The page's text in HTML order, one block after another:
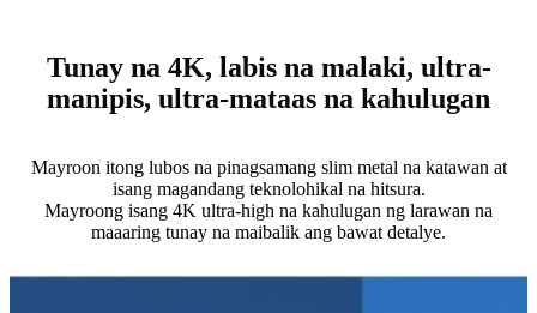
Tunay na 4K, labis na malaki, ultra-
manipis, ultra-mataas na kahulugan
Mayroon itong lubos na pinagsamang slim metal na katawan at
isang magandang teknolohikal na hitsura.
Mayroong isang 4K ultra-high na kahulugan ng larawan na
maaaring tunay na maibalik ang bawat detalye.